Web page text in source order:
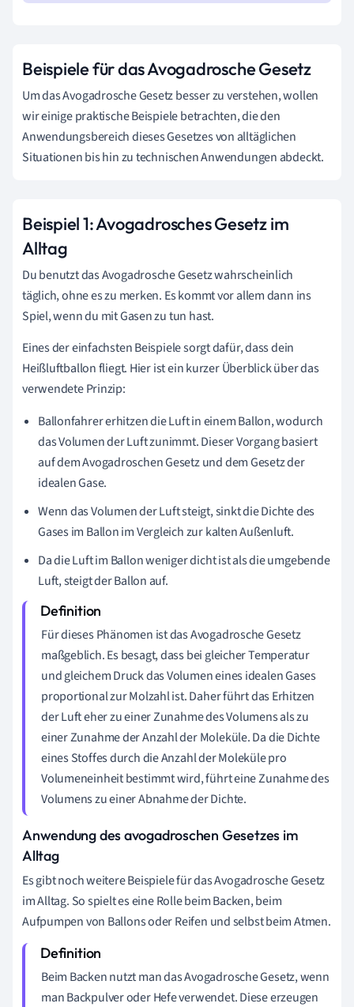
Beispiele für das Avogadrosche Gesetz
Um das Avogadrosche Gesetz besser zu verstehen, wollen
wir einige praktische Beispiele betrachten, die den
Anwendungsbereich dieses Gesetzes von alltäglichen
Situationen bis hin zu technischen Anwendungen abdeckt.
Beispiel 1: Avogadrosches Gesetz im
Alltag
Du benutzt das Avogadrosche Gesetz wahrscheinlich
täglich, ohne es zu merken. Es kommt vor allem dann ins
Spiel, wenn du mit Gasen zu tun hast.
Eines der einfachsten Beispiele sorgt dafür, dass dein
Heißluftballon fliegt. Hier ist ein kurzer Überblick über das
verwendete Prinzip:
Ballonfahrer erhitzen die Luft in einem Ballon, wodurch
das Volumen der Luft zunimmt. Dieser Vorgang basiert
auf dem Avogadroschen Gesetz und dem Gesetz der
idealen Gase.
Wenn das Volumen der Luft steigt, sinkt die Dichte des
Gases im Ballon im Vergleich zur kalten Außenluft.
Da die Luft im Ballon weniger dicht ist als die umgebende
Luft, steigt der Ballon auf.
Für dieses Phänomen ist das Avogadrosche Gesetz
maßgeblich. Es besagt, dass bei gleicher Temperatur
und gleichem Druck das Volumen eines idealen Gases
proportional zur Molzahl ist. Daher führt das Erhitzen
der Luft eher zu einer Zunahme des Volumens als zu
einer Zunahme der Anzahl der Moleküle. Da die Dichte
eines Stoffes durch die Anzahl der Moleküle pro
Volumeneinheit bestimmt wird, führt eine Zunahme des
Volumens zu einer Abnahme der Dichte.
Anwendung des avogadroschen Gesetzes im
Alltag
Es gibt noch weitere Beispiele für das Avogadrosche Gesetz
im Alltag. So spielt es eine Rolle beim Backen, beim
Aufpumpen von Ballons oder Reifen und selbst beim Atmen.
Beim Backen nutzt man das Avogadrosche Gesetz, wenn
man Backpulver oder Hefe verwendet. Diese erzeugen